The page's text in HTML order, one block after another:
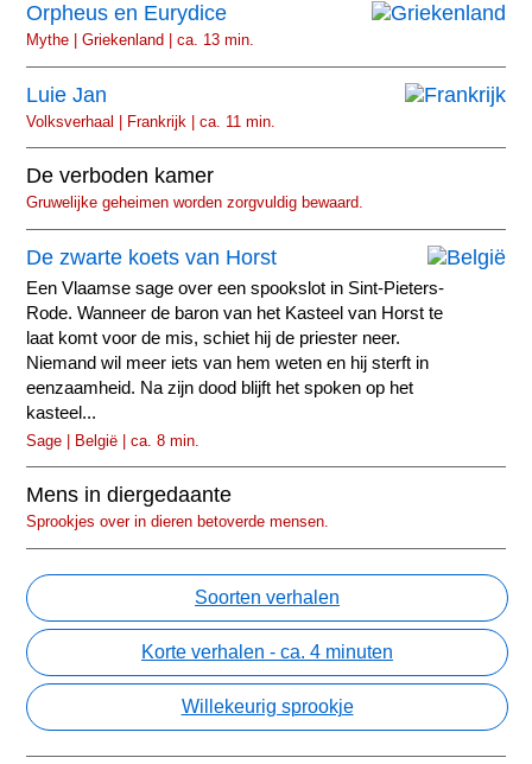
Orpheus en Eurydice
Mythe | Griekenland | ca. 13 min.
Luie Jan
Volksverhaal | Frankrijk | ca. 11 min.
De verboden kamer
Gruwelijke geheimen worden zorgvuldig bewaard.
De zwarte koets van Horst
Een Vlaamse sage over een spookslot in Sint-Pieters-
Rode. Wanneer de baron van het Kasteel van Horst te
laat komt voor de mis, schiet hij de priester neer.
Niemand wil meer iets van hem weten en hij sterft in
eenzaamheid. Na zijn dood blijft het spoken op het
kasteel...
Sage | België | ca. 8 min.
Mens in diergedaante
Sprookjes over in dieren betoverde mensen.
Soorten verhalen
Korte verhalen - ca. 4 minuten
Willekeurig sprookje